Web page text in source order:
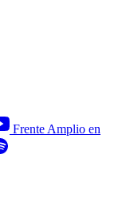
Frente Amplio en